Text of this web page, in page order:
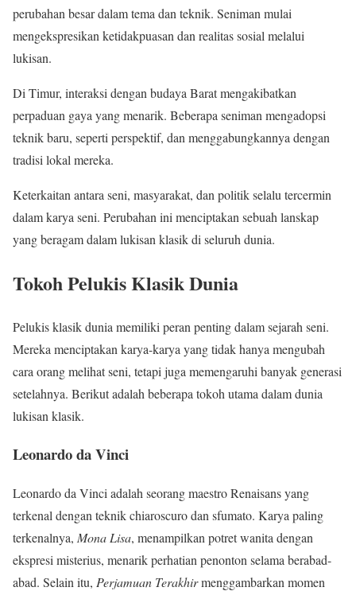
perubahan besar dalam tema dan teknik. Seniman mulai
mengekspresikan ketidakpuasan dan realitas sosial melalui
lukisan.
Di Timur, interaksi dengan budaya Barat mengakibatkan
perpaduan gaya yang menarik. Beberapa seniman mengadopsi
teknik baru, seperti perspektif, dan menggabungkannya dengan
tradisi lokal mereka.
Keterkaitan antara seni, masyarakat, dan politik selalu tercermin
dalam karya seni. Perubahan ini menciptakan sebuah lanskap
yang beragam dalam lukisan klasik di seluruh dunia.
Tokoh Pelukis Klasik Dunia
Pelukis klasik dunia memiliki peran penting dalam sejarah seni.
Mereka menciptakan karya-karya yang tidak hanya mengubah
cara orang melihat seni, tetapi juga memengaruhi banyak generasi
setelahnya. Berikut adalah beberapa tokoh utama dalam dunia
lukisan klasik.
Leonardo da Vinci
Leonardo da Vinci adalah seorang maestro Renaisans yang
terkenal dengan teknik chiaroscuro dan sfumato. Karya paling
terkenalnya, Mona Lisa, menampilkan potret wanita dengan
ekspresi misterius, menarik perhatian penonton selama berabad-
abad. Selain itu, Perjamuan Terakhirmenggambarkan momen